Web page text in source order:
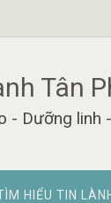
Tân
- Dưỡng linh
HIỂU TIN